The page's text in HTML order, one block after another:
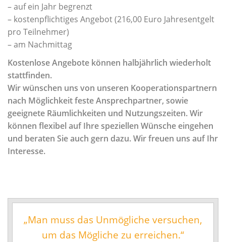
Zupfinstrumente
Blechblasinstrumente
Holzblasinstrumente
Vokalfächer
Darstellende und Bildende Kunst
Malerei/Grafik
Tanz
Jugend musiziert
– auf ein Jahr begrenzt
– kostenpflichtiges Angebot (216,00 Euro Jahresentgelt
pro Teilnehmer)
– am Nachmittag
Kostenlose Angebote können halbjährlich wiederholt
stattfinden.
Wir wünschen uns von unseren Kooperationspartnern
nach Möglichkeit feste Ansprechpartner, sowie
geeignete Räumlichkeiten und Nutzungszeiten. Wir
können flexibel auf Ihre speziellen Wünsche eingehen
und beraten Sie auch gern dazu. Wir freuen uns auf Ihr
Interesse.
„Man muss das Unmögliche versuchen,
um das Mögliche zu erreichen.“